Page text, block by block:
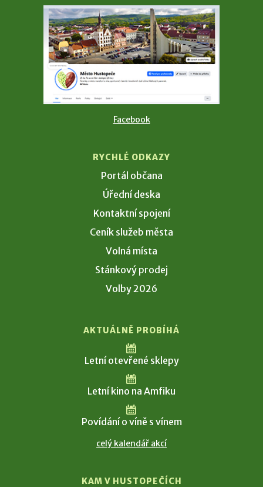
Facebook
RYCHLÉ ODKAZY
Portál občana
Úřední deska
Kontaktní spojení
Ceník služeb města
Volná místa
Stánkový prodej
Volby 2026
AKTUÁLNĚ PROBÍHÁ
Letní otevřené sklepy
Letní kino na Amfiku
Povídání o víně s vínem
celý kalendář akcí
KAM V HUSTOPEČÍCH